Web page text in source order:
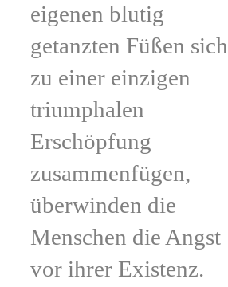
eigenen blutig
getanzten Füßen sich
zu einer einzigen
triumphalen
Erschöpfung
zusammenfügen,
überwinden die
Menschen die Angst
vor ihrer Existenz.